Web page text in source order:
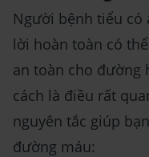
Người bệnh tiểu có
lời hoàn toàn có
an toàn cho đường
cách là điều rất
nguyên tắc giúp
đường máu: